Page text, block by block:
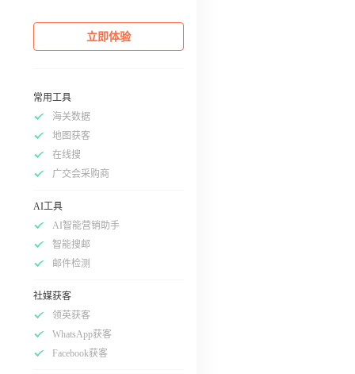
立即体验
常用工具
海关数据
地图获客
在线搜
广交会采购商
AI工具
AI智能营销助手
智能搜邮
邮件检测
社媒获客
领英获客
WhatsApp获客
Facebook获客